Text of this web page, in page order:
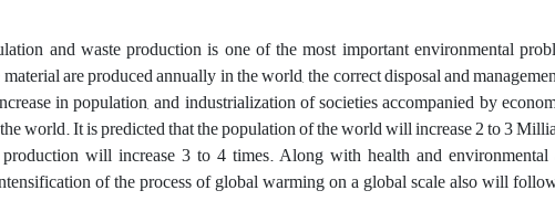
and waste production is one of the most important environmental
are produced annually in the world, the correct disposal and
in population, and industrialization of societies accompanied by
world. It is predicted that the population of the world will increase 2 to 3
will increase 3 to 4 times. Along with health and
of the process of global warming on a global scale also will